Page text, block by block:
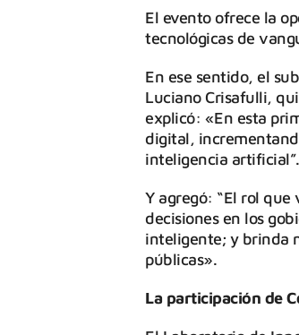
El evento ofrece la
tecnológicas de
En ese sentido, el
Luciano Crisafulli,
explicó: «En esta
digital,
inteligencia artificial”.
Y agregó: “El rol
decisiones en los
inteligente; y brinda
públicas».
La participación de